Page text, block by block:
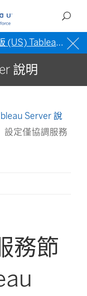
Tableau 說明
說明
Server 說
設定僅協調服務
務節